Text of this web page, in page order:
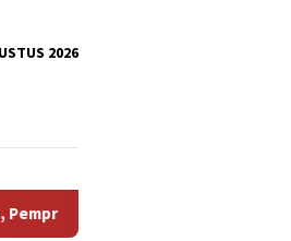
2026
Punya Solusi?